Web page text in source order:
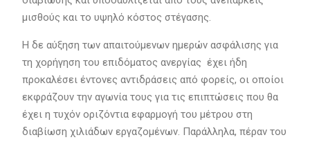
μισθούς και το υψηλό κόστος στέγασης.
Η δε αύξηση των απαιτούμενων ημερών ασφάλισης για
τη χορήγηση του επιδόματος ανεργίας έχει ήδη
προκαλέσει έντονες αντιδράσεις από φορείς, οι οποίοι
εκφράζουν την αγωνία τους για τις επιπτώσεις που θα
έχει η τυχόν οριζόντια εφαρμογή του μέτρου στη
διαβίωση χιλιάδων εργαζομένων. Παράλληλα, πέραν του